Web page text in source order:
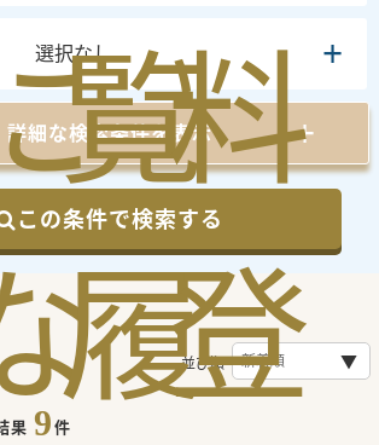
覧
履
料
登
選択なし
詳細な検索条件を表示
この条件で検索する
果 9件
並び順